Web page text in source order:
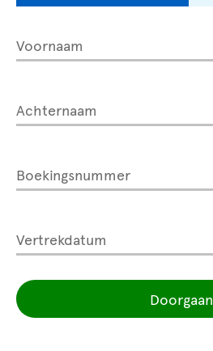
Voornaam
Achternaam
Boekingsnummer
Vertrekdatum
Doorgaan